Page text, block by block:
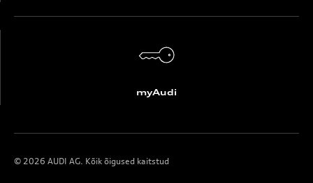
myAudi
© 2026 AUDI AG. Kõik õigused kaitstud